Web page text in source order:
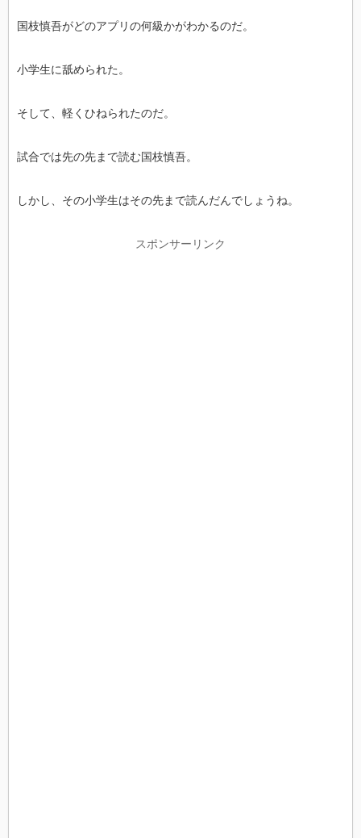
国枝慎吾がどのアプリの何級かがわかるのだ。
小学生に舐められた。
そして、軽くひねられたのだ。
試合では先の先まで読む国枝慎吾。
しかし、その小学生はその先まで読んだんでしょうね。
スポンサーリンク